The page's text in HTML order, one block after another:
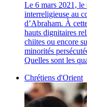
Le 6 mars 2021, le
interreligieuse au
d’Abraham. À
hauts dignitaires
chiites ou encore
minorités
Quelles sont les
Chrétiens d'Orient